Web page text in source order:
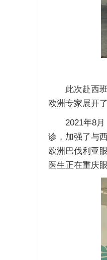
此次赴西班
欧洲专家展开
2021年8月，
诊，加强了与
欧洲巴伐利亚
医生正在重庆